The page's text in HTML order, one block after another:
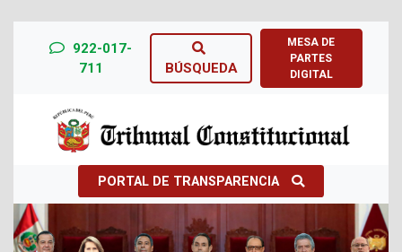
922-017-
711
BÚSQUEDA
MESA DE
PARTES
DIGITAL
PORTAL DE TRANSPARENCIA